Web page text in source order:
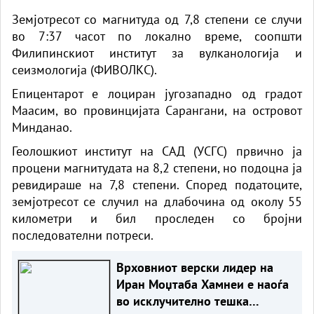
Земјотресот со магнитуда од 7,8 степени се случи
во 7:37 часот по локално време, соопшти
Филипинскиот институт за вулканологија и
сеизмологија (ФИВОЛКС).
Епицентарот е лоциран југозападно од градот
Маасим, во провинцијата Сарангани, на островот
Минданао.
Геолошкиот институт на САД (УСГС) првично ја
процени магнитудата на 8,2 степени, но подоцна ја
ревидираше на 7,8 степени. Според податоците,
земјотресот се случил на длабочина од околу 55
километри и бил проследен со бројни
последователни потреси.
Врховниот верски лидер на
Иран Моџтаба Хамнеи е наоѓа
во исклучително тешка